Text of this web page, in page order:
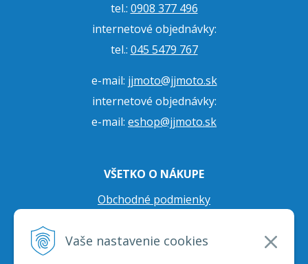
Vaše nastavenie cookies
tel.: 0908 377 496
internetové objednávky:
tel.: 045 5479 767
e-mail: jjmoto@jjmoto.sk
internetové objednávky:
e-mail: eshop@jjmoto.sk
VŠETKO O NÁKUPE
Obchodné podmienky
Prepravné podmienky